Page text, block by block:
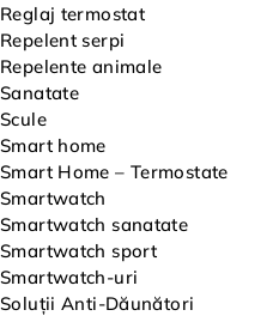
Reglaj termostat
Repelent serpi
Repelente animale
Sanatate
Scule
Smart home
Smart Home – Termostate
Smartwatch
Smartwatch sanatate
Smartwatch sport
Smartwatch-uri
Soluții Anti-Dăunători